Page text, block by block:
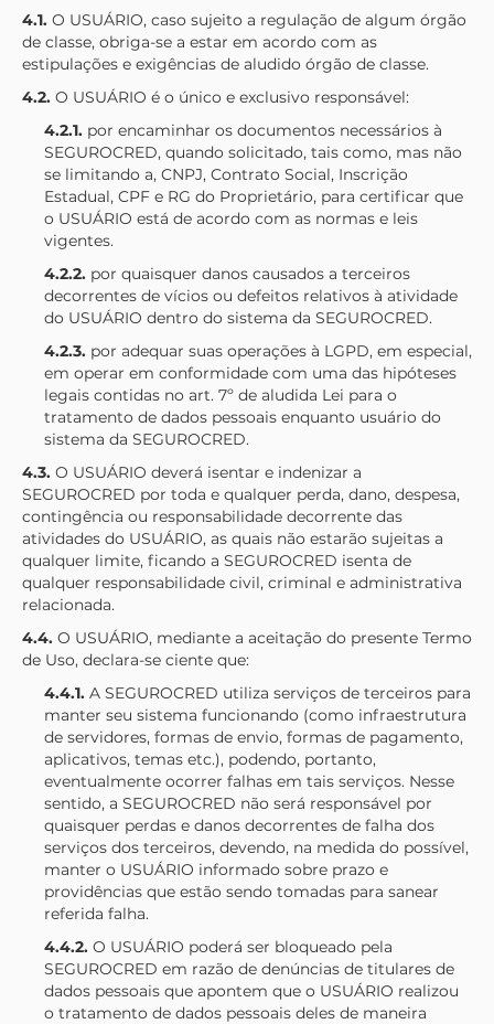
4.1. O USUÁRIO, caso sujeito a regulação de algum órgão
de classe, obriga-se a estar em acordo com as
estipulações e exigências de aludido órgão de classe.
4.2. O USUÁRIO é o único e exclusivo responsável:
4.2.1. por encaminhar os documentos necessários à
SEGUROCRED, quando solicitado, tais como, mas não
se limitando a, CNPJ, Contrato Social, Inscrição
Estadual, CPF e RG do Proprietário, para certificar que
o USUÁRIO está de acordo com as normas e leis
vigentes.
4.2.2. por quaisquer danos causados a terceiros
decorrentes de vícios ou defeitos relativos à atividade
do USUÁRIO dentro do sistema da SEGUROCRED.
4.2.3. por adequar suas operações à LGPD, em especial,
em operar em conformidade com uma das hipóteses
legais contidas no art. 7º de aludida Lei para o
tratamento de dados pessoais enquanto usuário do
sistema da SEGUROCRED.
4.3. O USUÁRIO deverá isentar e indenizar a
SEGUROCRED por toda e qualquer perda, dano, despesa,
contingência ou responsabilidade decorrente das
atividades do USUÁRIO, as quais não estarão sujeitas a
qualquer limite, ficando a SEGUROCRED isenta de
qualquer responsabilidade civil, criminal e administrativa
relacionada.
4.4. O USUÁRIO, mediante a aceitação do presente Termo
de Uso, declara-se ciente que:
4.4.1. A SEGUROCRED utiliza serviços de terceiros para
manter seu sistema funcionando (como infraestrutura
de servidores, formas de envio, formas de pagamento,
aplicativos, temas etc.), podendo, portanto,
eventualmente ocorrer falhas em tais serviços. Nesse
sentido, a SEGUROCRED não será responsável por
quaisquer perdas e danos decorrentes de falha dos
serviços dos terceiros, devendo, na medida do possível,
manter o USUÁRIO informado sobre prazo e
providências que estão sendo tomadas para sanear
referida falha.
4.4.2. O USUÁRIO poderá ser bloqueado pela
SEGUROCRED em razão de denúncias de titulares de
dados pessoais que apontem que o USUÁRIO realizou
o tratamento de dados pessoais deles de maneira